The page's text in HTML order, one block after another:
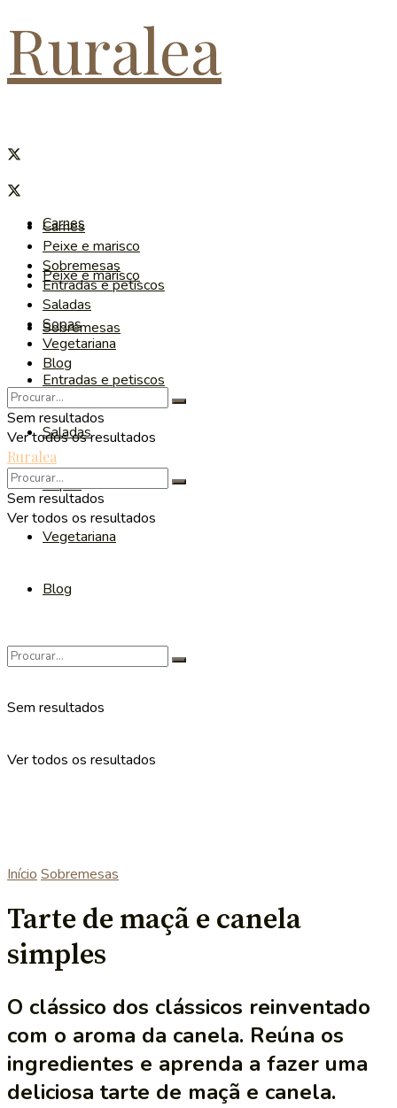
Ruralea
Carnes
Peixe e marisco
Sobremesas
Entradas e petiscos
Saladas
Sopas
Vegetariana
Blog
Sem resultados
Ver todos os resultados
Carnes
Peixe e marisco
Sobremesas
Entradas e petiscos
Saladas
Sopas
Vegetariana
Blog
Sem resultados
Ver todos os resultados
Ruralea
Sem resultados
Ver todos os resultados
Início Sobremesas
Tarte de maçã e canela
simples
O clássico dos clássicos reinventado
com o aroma da canela. Reúna os
ingredientes e aprenda a fazer uma
deliciosa tarte de maçã e canela.